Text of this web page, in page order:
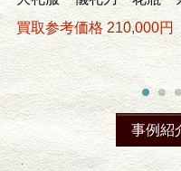
買取参考価格 210,000円
事例紹